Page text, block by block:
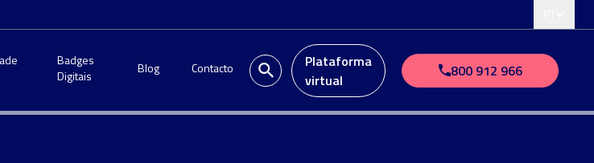
Badges
Digitais
Blog Contacto
Plataforma
virtual
800 912 966